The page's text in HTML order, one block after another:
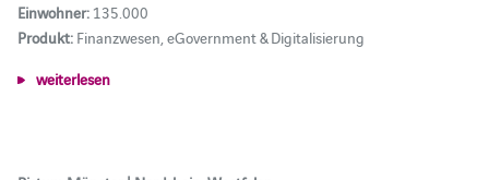
Einwohner:135.000
Produkt:Finanzwesen, eGovernment & Digitalisierung
weiterlesen